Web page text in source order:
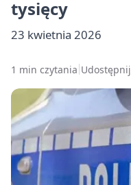
tysięcy
23 kwietnia 2026
1 min czytania Udostępnij